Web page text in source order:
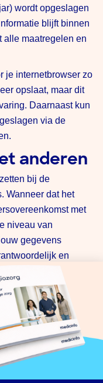
wordt opgeslagen
blijft binnen
alle maatregelen en
je internetbrowser zo
opslaat, maar dit
Daarnaast kun
via de
anderen
bij de
Wanneer dat het
met
niveau van
gegevens
en
te herleiden zijn te
onder de eisen
wetgeving AVG
aan derden en zal
indien dit nodig is